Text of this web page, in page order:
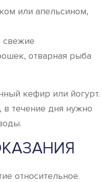
или апельсином,
свежие
отварная рыба
кефир или йогурт.
течение дня нужно
относительное.